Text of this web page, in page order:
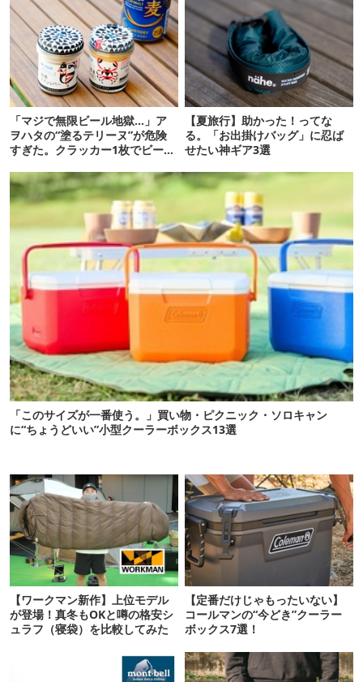
「マジで無限ビール地獄…」ア
ヲハタの“塗るテリーヌ”が危険
すぎた。クラッカー1枚でビール
【夏旅行】助かった！ってな
る。「お出掛けバッグ」に忍ば
せたい神ギア3選
「このサイズが一番使う。」買い物・ピクニック・ソロキャン
に“ちょうどいい”小型クーラーボックス13選
【ワークマン新作】上位モデル
が登場！真冬もOKと噂の格安シ
ュラフ（寝袋）を比較してみた
【定番だけじゃもったいない】
コールマンの“今どき”クーラー
ボックス7選！